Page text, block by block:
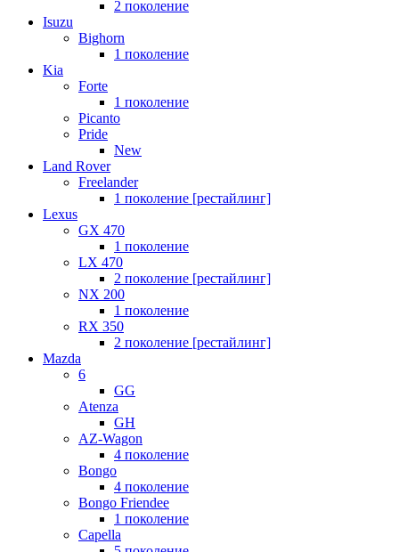
2 поколение
Isuzu
Bighorn
1 поколение
Kia
Forte
1 поколение
Picanto
Pride
New
Land Rover
Freelander
1 поколение [рестайлинг]
Lexus
GX 470
1 поколение
LX 470
2 поколение [рестайлинг]
NX 200
1 поколение
RX 350
2 поколение [рестайлинг]
Mazda
6
GG
Atenza
GH
AZ-Wagon
4 поколение
Bongo
4 поколение
Bongo Friendee
1 поколение
Capella